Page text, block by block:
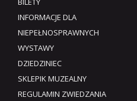
INFORMACJE DLA
NIEPEŁNOSPRAWNYCH
WYSTAWY
DZIEDZINIEC
SKLEPIK MUZEALNY
REGULAMIN ZWIEDZANIA